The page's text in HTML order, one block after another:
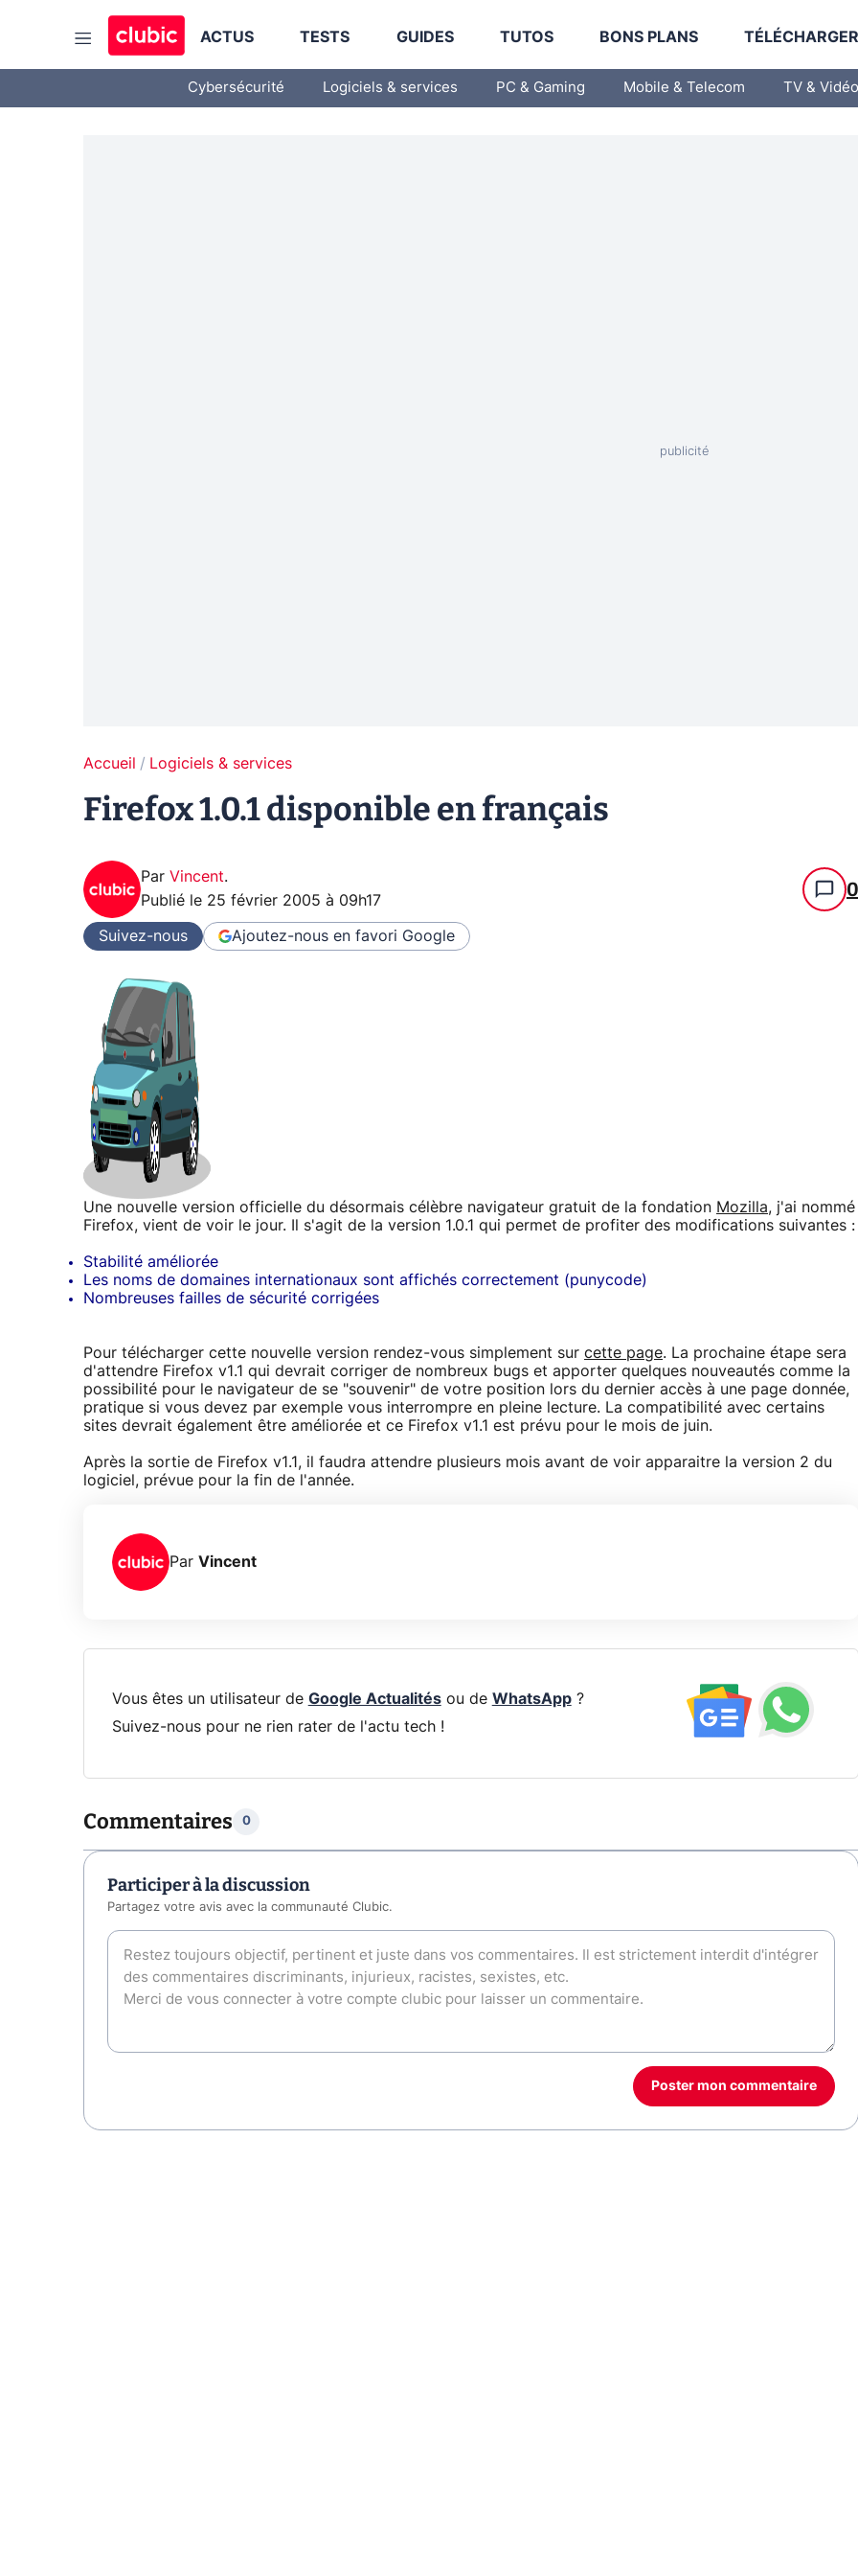
ACTUS TESTS GUIDES TUTOS BONS PLANS
Cybersécurité Logiciels & services PC & Gaming Mobile & Telecom TV & Vidéo
Accueil Logiciels & services
Firefox 1.0.1 disponible en français
Par Vincent.
Publié le 25 février 2005 à 09h17 0
Suivez-nous Ajoutez-nous en favori Google
Une nouvelle version officielle du désormais célèbre navigateur gratuit de la fondation Mozilla, j'ai nommé
Firefox, vient de voir le jour. Il s'agit de la version 1.0.1 qui permet de profiter des modifications suivantes :
Stabilité améliorée
Les noms de domaines internationaux sont affichés correctement (punycode)
Nombreuses failles de sécurité corrigées
Pour télécharger cette nouvelle version rendez-vous simplement sur cette page. La prochaine étape sera
d'attendre Firefox v1.1 qui devrait corriger de nombreux bugs et apporter quelques nouveautés comme la
possibilité pour le navigateur de se "souvenir" de votre position lors du dernier accès à une page donnée,
pratique si vous devez par exemple vous interrompre en pleine lecture. La compatibilité avec certains
sites devrait également être améliorée et ce Firefox v1.1 est prévu pour le mois de juin.
Après la sortie de Firefox v1.1, il faudra attendre plusieurs mois avant de voir apparaitre la version 2 du
logiciel, prévue pour la fin de l'année.
Par Vincent
Vous êtes un utilisateur de Google Actualitésou de WhatsApp?
Suivez-nous pour ne rien rater de l'actu tech !
Commentaires 0
Participer à la discussion
Partagez votre avis avec la communauté Clubic.
Poster mon commentaire